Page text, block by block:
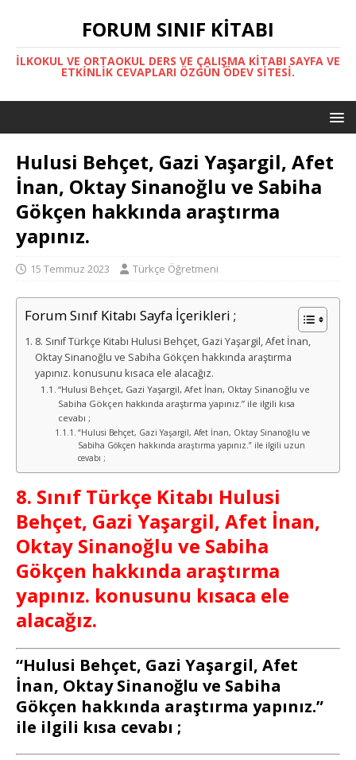
FORUM SINIF KITABI
İLKOKUL VE ORTAOKUL DERS VE ÇALIŞMA KITABI SAYFA VE
ETKINLIK CEVAPLARI ÖZGÜN ÖDEV SITESI.
Hulusi Behçet, Gazi Yaşargil, Afet
İnan, Oktay Sinanoğlu ve Sabiha
Gökçen hakkında araştırma
yapınız.
15 Temmuz 2023 Türkçe Öğretmeni
Forum Sınıf Kitabı Sayfa İçerikleri ;
8. Sınıf Türkçe Kitabı Hulusi Behçet, Gazi Yaşargil, Afet İnan,
Oktay Sinanoğlu ve Sabiha Gökçen hakkında araştırma
yapınız. konusunu kısaca ele alacağız.
“Hulusi Behçet, Gazi Yaşargil, Afet İnan, Oktay Sinanoğlu ve
Sabiha Gökçen hakkında araştırma yapınız.” ile ilgili kısa
cevabı ;
“Hulusi Behçet, Gazi Yaşargil, Afet İnan, Oktay Sinanoğlu ve
Sabiha Gökçen hakkında araştırma yapınız.” ile ilgili uzun
cevabı ;
8. Sınıf Türkçe Kitabı Hulusi
Behçet, Gazi Yaşargil, Afet İnan,
Oktay Sinanoğlu ve Sabiha
Gökçen hakkında araştırma
yapınız. konusunu kısaca ele
alacağız.
“Hulusi Behçet, Gazi Yaşargil, Afet
İnan, Oktay Sinanoğlu ve Sabiha
Gökçen hakkında araştırma yapınız.”
ile ilgili kısa cevabı ;